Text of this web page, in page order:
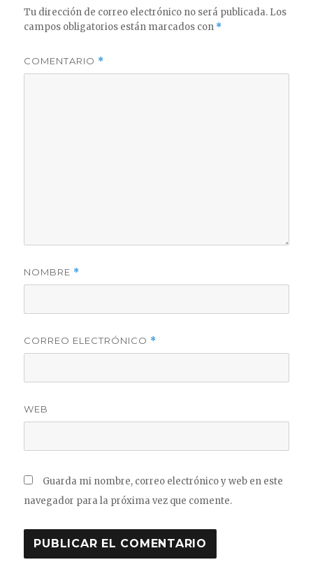
Tu dirección de correo electrónico no será publicada. Los
campos obligatorios están marcados con *
COMENTARIO *
NOMBRE *
CORREO ELECTRÓNICO *
WEB
Guarda mi nombre, correo electrónico y web en este
navegador para la próxima vez que comente.